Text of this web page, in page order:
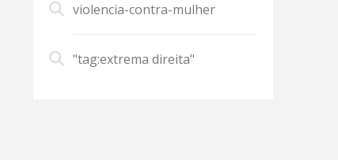
violencia-contra-mulher
"tag:extrema direita"